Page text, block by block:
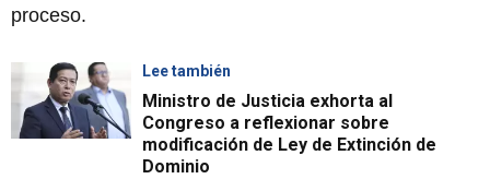
proceso.
Lee también
Ministro de Justicia exhorta al
Congreso a reflexionar sobre
modificación de Ley de Extinción de
Dominio